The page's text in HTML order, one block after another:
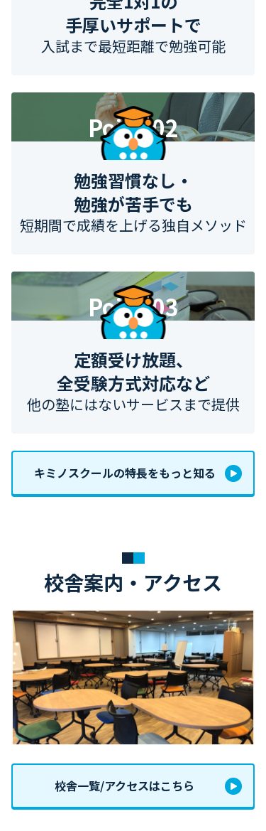
手厚いサポートで
入試まで最短距離で勉強可能
Point 02
勉強習慣なし・
勉強が苦手でも
短期間で成績を上げる独自メソッド
Point 03
定額受け放題、
全受験方式対応など
他の塾にはないサービスまで提供
キミノスクールの特長をもっと知る️
校舎案内・アクセス
校舎一覧/アクセスはこちら